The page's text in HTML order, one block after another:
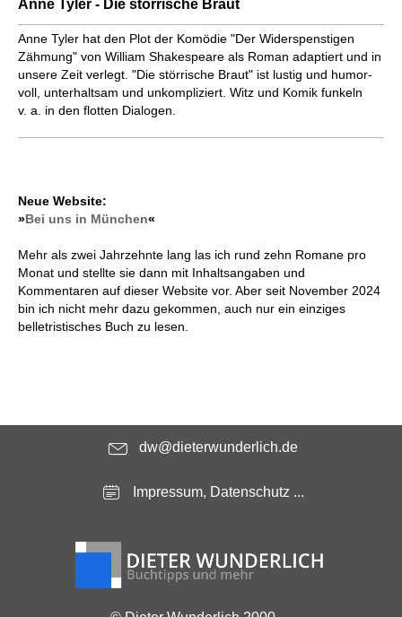
Anne Tyler - Die störrische Braut
Anne Tyler hat den Plot der Komödie "Der Widerspenstigen
Zähmung" von William Shakespeare als Roman adap­tiert und in
unsere Zeit verlegt. "Die störrische Braut" ist lustig und hu­mor­
voll, unter­haltsam und un­kom­pli­ziert. Witz und Komik funkeln
v. a. in den flotten Dialogen.
Neue Website:
»Bei uns in München«
Mehr als zwei Jahrzehnte lang las ich rund zehn Romane pro
Monat und stellte sie dann mit Inhaltsangaben und
Kommentaren auf dieser Website vor. Aber seit November 2024
bin ich nicht mehr dazu gekommen, auch nur ein einziges
belletristisches Buch zu lesen.
dw@dieterwunderlich.de
Impressum, Datenschutz ...